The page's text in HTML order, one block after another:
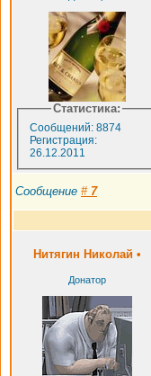
Статистика:
Сообщений: 8874
Регистрация:
26.12.2011
Сообщение # 7
Нитягин Николай •
Донатор